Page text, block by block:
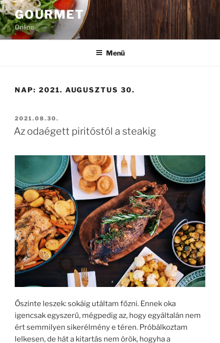
Tartalomhoz
GOURMET
Online
Menü
NAP: 2021. AUGUSZTUS 30.
BEKÜLDVE:
2021.08.30.
Az odaégett piritóstól a steakig
Őszinte leszek: sokáig utáltam főzni. Ennek oka
igencsak egyszerű, mégpedig az, hogy egyáltalán nem
ért semmilyen sikerélmény e téren. Próbálkoztam
lelkesen, de hát a kitartás nem örök, hogyha a